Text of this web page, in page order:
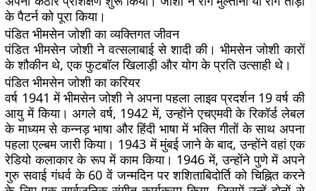
के पैटर्न को पूरा किया।
पंडित भीमसेन जोशी का व्यक्तिगत जीवन
पंडित भीमसेन जोशी ने वत्सलाबाई से शादी की। भीमसेन जोशी कारों
के शौकीन थे, एक फुटबॉल खिलाड़ी और योग के प्रति उत्साही थे।
पंडित भीमसेन जोशी का करियर
वर्ष 1941 में भीमसेन जोशी ने अपना पहला लाइव प्रदर्शन 19 वर्ष की
आयु में किया। अगले वर्ष, 1942 में, उन्होंने एचएमवी के रिकॉर्ड लेबल
के माध्यम से कन्नड़ भाषा और हिंदी भाषा में भक्ति गीतों के साथ अपना
पहला एल्बम जारी किया। 1943 में मुंबई जाने के बाद, उन्होंने वहां एक
रेडियो कलाकार के रूप में काम किया। 1946 में, उन्होंने पुणे में अपने
गुरु सवाई गंधर्व के 60 वें जन्मदिन पर शशिताबिदोर्ति को चिह्नित करने